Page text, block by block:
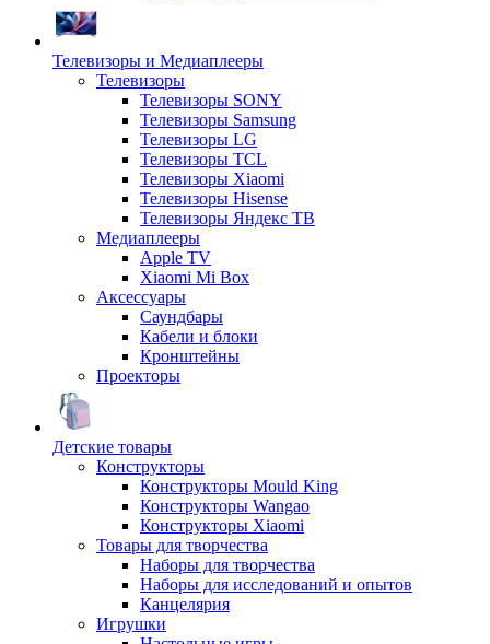
Телевизоры и Медиаплееры
Телевизоры
Телевизоры SONY
Телевизоры Samsung
Телевизоры LG
Телевизоры TCL
Телевизоры Xiaomi
Телевизоры Hisense
Телевизоры Яндекс ТВ
Медиаплееры
Apple TV
Xiaomi Mi Box
Аксессуары
Саундбары
Кабели и блоки
Кронштейны
Проекторы
Детские товары
Конструкторы
Конструкторы Mould King
Конструкторы Wangao
Конструкторы Xiaomi
Товары для творчества
Наборы для творчества
Наборы для исследований и опытов
Канцелярия
Игрушки